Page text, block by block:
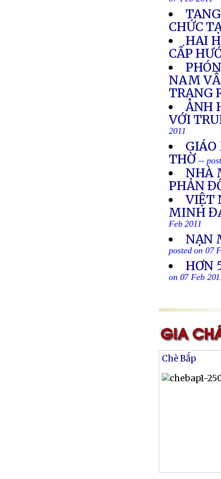
CHỨC
HAI
CẤP
NAM
TRẠNG
ẢNH
VỚI
2011
GIÁO
THỜ--
NHÀ
PHẢN
VIỆT
MINH
Feb 2011
NẠN
posted on 07
HƠN
on 07 Feb
Chè Bắp